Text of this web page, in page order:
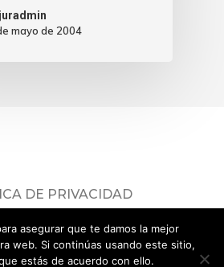
mayo de 2004
DE PRIVACIDAD
política de privacidad.
Servicios Jurídicos.
asegurar que te damos la mejor
web. Si continúas usando este sitio,
estás de acuerdo con ello.